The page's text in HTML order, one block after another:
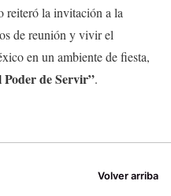
reiteró la invitación a la
de reunión y vivir el
en un ambiente de fiesta,
Poder de Servir”.
Volver arriba